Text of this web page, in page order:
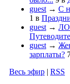
guest → С
1 в
guest →
guest →
зарплаты?
Весь эфир | RSS